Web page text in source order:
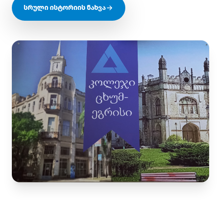
სრული ისტორიის ნახვა